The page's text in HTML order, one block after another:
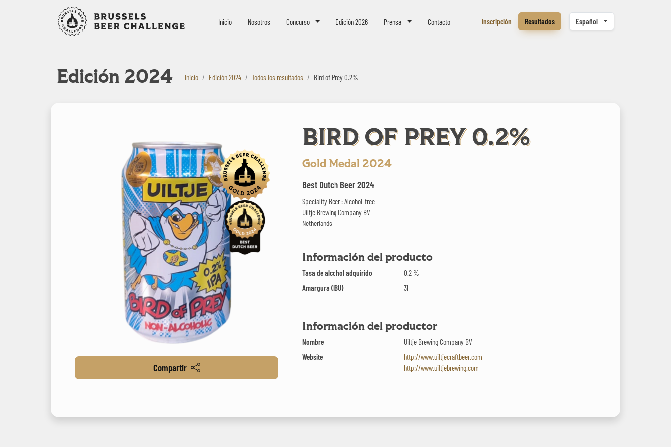
Inicio Nosotros Concurso Edición 2026 Prensa Contacto Inscripción Resultados Español
Edición 2024 Inicio Edición 2024 Todos los resultados Bird of Prey 0.2%
Compartir
BIRD OF PREY 0.2%
Gold Medal 2024
Best Dutch Beer 2024
Speciality Beer : Alcohol-free
Uiltje Brewing Company BV
Netherlands
Información del producto
Tasa de alcohol adquirido
0.2 %
Amargura (IBU)
31
Información del productor
Nombre
Uiltje Brewing Company BV
Website
http://www.uiltjecraftbeer.com
http://www.uiltjebrewing.com